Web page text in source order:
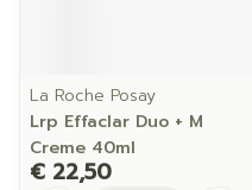
La Roche Posay
Lrp Effaclar Duo + M
Creme 40ml
€ 22,50